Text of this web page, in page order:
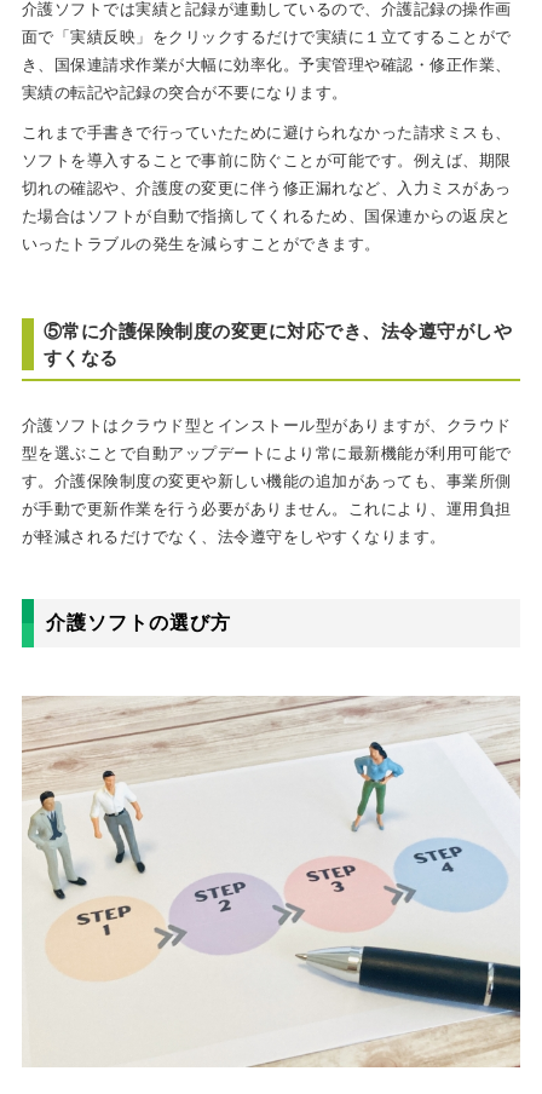
介護ソフトでは実績と記録が連動しているので、介護記録の操作画
面で「実績反映」をクリックするだけで実績に１立てすることがで
き、国保連請求作業が大幅に効率化。予実管理や確認・修正作業、
実績の転記や記録の突合が不要になります。
これまで手書きで行っていたために避けられなかった請求ミスも、
ソフトを導入することで事前に防ぐことが可能です。例えば、期限
切れの確認や、介護度の変更に伴う修正漏れなど、入力ミスがあっ
た場合はソフトが自動で指摘してくれるため、国保連からの返戻と
いったトラブルの発生を減らすことができます。
⑤常に介護保険制度の変更に対応でき、法令遵守がしや
すくなる
介護ソフトはクラウド型とインストール型がありますが、クラウド
型を選ぶことで自動アップデートにより常に最新機能が利用可能で
す。介護保険制度の変更や新しい機能の追加があっても、事業所側
が手動で更新作業を行う必要がありません。これにより、運用負担
が軽減されるだけでなく、法令遵守をしやすくなります。
介護ソフトの選び方